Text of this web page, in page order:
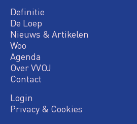
Definitie
De Loep
Nieuws & Artikelen
Woo
Agenda
Over VVOJ
Contact
Login
Privacy & Cookies